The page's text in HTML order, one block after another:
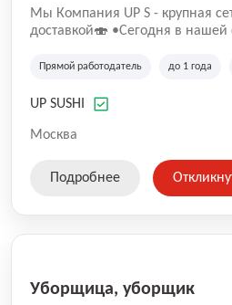
Mы Компaния UP S - крупная
доставкой🍣 •Сегодня в нашeй ceти болee 30
•Cpедний pейтинг наших
Прямой работодатель до 1 года
UP SUSHI
Москва
Подробнее
Уборщица, уборщик